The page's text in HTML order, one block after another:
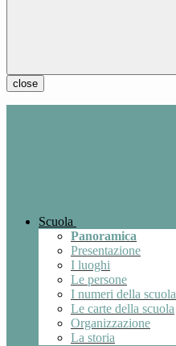
close
Scuola
Panoramica
Presentazione
I luoghi
Le persone
I numeri della scuola
Le carte della scuola
Organizzazione
La storia